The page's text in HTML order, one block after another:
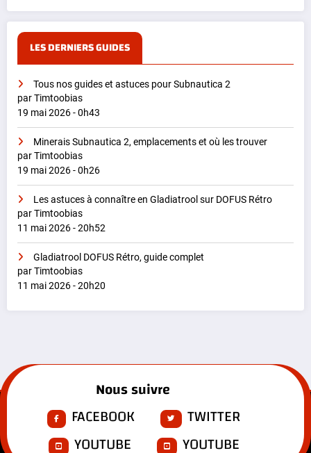
LES DERNIERS GUIDES
Tous nos guides et astuces pour Subnautica 2
par Timtoobias
19 mai 2026 - 0h43
Minerais Subnautica 2, emplacements et où les trouver
par Timtoobias
19 mai 2026 - 0h26
Les astuces à connaître en Gladiatrool sur DOFUS Rétro
par Timtoobias
11 mai 2026 - 20h52
Gladiatrool DOFUS Rétro, guide complet
par Timtoobias
11 mai 2026 - 20h20
Nous suivre
FACEBOOK
TWITTER
YOUTUBE
YOUTUBE